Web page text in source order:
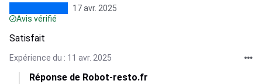
17 avr. 2025
Avis vérifié
Satisfait
Expérience du : 11 avr. 2025
Réponse de Robot-resto.fr